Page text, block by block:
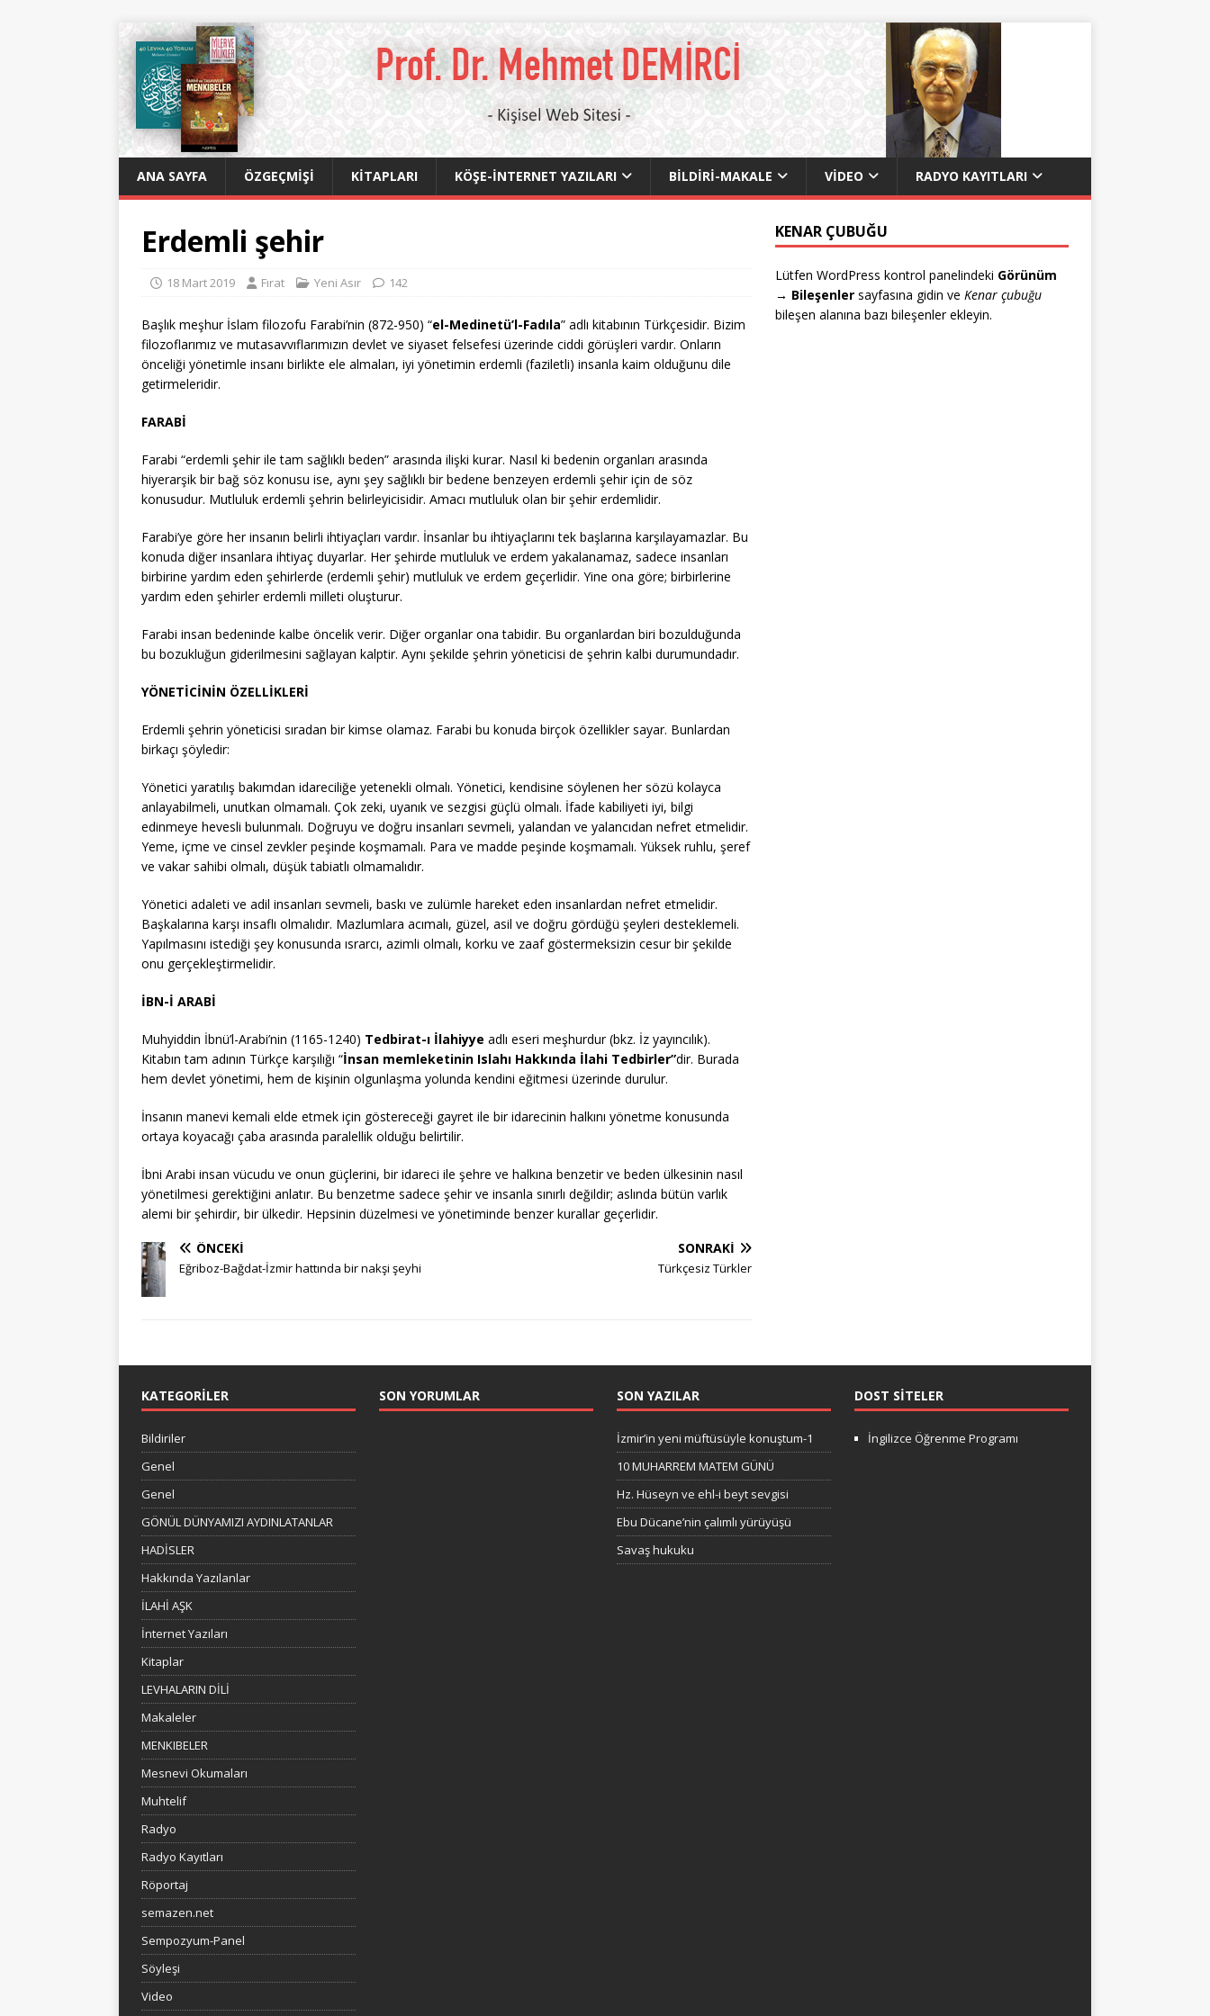
ANA SAYFA ÖZGEÇMIŞI KITAPLARI KÖŞE-İNTERNET YAZILARI BILDIRI-MAKALE VIDEO RADYO KAYITLARI
Erdemli şehir
18 Mart 2019 Fırat Yeni Asır 142
Başlık meşhur İslam filozofu Farabi’nin (872-950) “el-Medinetü’l-Fadıla” adlı kitabının Türkçesidir. Bizim
filozoflarımız ve mutasavvıflarımızın devlet ve siyaset felsefesi üzerinde ciddi görüşleri vardır. Onların
önceliği yönetimle insanı birlikte ele almaları, iyi yönetimin erdemli (faziletli) insanla kaim olduğunu dile
getirmeleridir.
FARABİ
Farabi “erdemli şehir ile tam sağlıklı beden” arasında ilişki kurar. Nasıl ki bedenin organları arasında
hiyerarşik bir bağ söz konusu ise, aynı şey sağlıklı bir bedene benzeyen erdemli şehir için de söz
konusudur. Mutluluk erdemli şehrin belirleyicisidir. Amacı mutluluk olan bir şehir erdemlidir.
Farabi’ye göre her insanın belirli ihtiyaçları vardır. İnsanlar bu ihtiyaçlarını tek başlarına karşılayamazlar. Bu
konuda diğer insanlara ihtiyaç duyarlar. Her şehirde mutluluk ve erdem yakalanamaz, sadece insanları
birbirine yardım eden şehirlerde (erdemli şehir) mutluluk ve erdem geçerlidir. Yine ona göre; birbirlerine
yardım eden şehirler erdemli milleti oluşturur.
Farabi insan bedeninde kalbe öncelik verir. Diğer organlar ona tabidir. Bu organlardan biri bozulduğunda
bu bozukluğun giderilmesini sağlayan kalptir. Aynı şekilde şehrin yöneticisi de şehrin kalbi durumundadır.
YÖNETİCİNİN ÖZELLİKLERİ
Erdemli şehrin yöneticisi sıradan bir kimse olamaz. Farabi bu konuda birçok özellikler sayar. Bunlardan
birkaçı şöyledir:
Yönetici yaratılış bakımdan idareciliğe yetenekli olmalı. Yönetici, kendisine söylenen her sözü kolayca
anlayabilmeli, unutkan olmamalı. Çok zeki, uyanık ve sezgisi güçlü olmalı. İfade kabiliyeti iyi, bilgi
edinmeye hevesli bulunmalı. Doğruyu ve doğru insanları sevmeli, yalandan ve yalancıdan nefret etmelidir.
Yeme, içme ve cinsel zevkler peşinde koşmamalı. Para ve madde peşinde koşmamalı. Yüksek ruhlu, şeref
ve vakar sahibi olmalı, düşük tabiatlı olmamalıdır.
Yönetici adaleti ve adil insanları sevmeli, baskı ve zulümle hareket eden insanlardan nefret etmelidir.
Başkalarına karşı insaflı olmalıdır. Mazlumlara acımalı, güzel, asil ve doğru gördüğü şeyleri desteklemeli.
Yapılmasını istediği şey konusunda ısrarcı, azimli olmalı, korku ve zaaf göstermeksizin cesur bir şekilde
onu gerçekleştirmelidir.
İBN-İ ARABİ
Muhyiddin İbnü’l-Arabi’nin (1165-1240) Tedbirat-ı İlahiyye adlı eseri meşhurdur (bkz. İz yayıncılık).
Kitabın tam adının Türkçe karşılığı “İnsan memleketinin Islahı Hakkında İlahi Tedbirler”dir. Burada
hem devlet yönetimi, hem de kişinin olgunlaşma yolunda kendini eğitmesi üzerinde durulur.
İnsanın manevi kemali elde etmek için göstereceği gayret ile bir idarecinin halkını yönetme konusunda
ortaya koyacağı çaba arasında paralellik olduğu belirtilir.
İbni Arabi insan vücudu ve onun güçlerini, bir idareci ile şehre ve halkına benzetir ve beden ülkesinin nasıl
yönetilmesi gerektiğini anlatır. Bu benzetme sadece şehir ve insanla sınırlı değildir; aslında bütün varlık
alemi bir şehirdir, bir ülkedir. Hepsinin düzelmesi ve yönetiminde benzer kurallar geçerlidir.
ÖNCEKI
Eğriboz-Bağdat-İzmir hattında bir nakşi şeyhi
SONRAKI
Türkçesiz Türkler
KENAR ÇUBUĞU
Lütfen WordPress kontrol panelindeki Görünüm
→ Bileşenlersayfasına gidin ve Kenar çubuğu
bileşen alanına bazı bileşenler ekleyin.
KATEGORILER
Bildiriler
Genel
Genel
GÖNÜL DÜNYAMIZI AYDINLATANLAR
HADİSLER
Hakkında Yazılanlar
İLAHİ AŞK
İnternet Yazıları
Kitaplar
LEVHALARIN DİLİ
Makaleler
MENKIBELER
Mesnevi Okumaları
Muhtelif
Radyo
Radyo Kayıtları
Röportaj
semazen.net
Sempozyum-Panel
Söyleşi
Video
SON YORUMLAR SON YAZILAR
İzmir’in yeni müftüsüyle konuştum-1
10 MUHARREM MATEM GÜNÜ
Hz. Hüseyn ve ehl-i beyt sevgisi
Ebu Dücane’nin çalımlı yürüyüşü
Savaş hukuku
DOST SITELER
İngilizce Öğrenme Programı